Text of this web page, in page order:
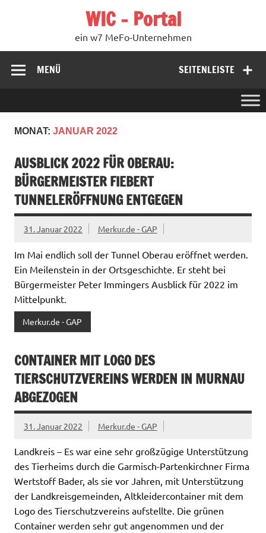
WIC – Portal
ein w7 MeFo-Unternehmen
SEITENLEISTE
MENÜ
MONAT: JANUAR 2022
AUSBLICK 2022 FÜR OBERAU:
BÜRGERMEISTER FIEBERT
TUNNELERÖFFNUNG ENTGEGEN
31. Januar 2022 Merkur.de - GAP
Im Mai endlich soll der Tunnel Oberau eröffnet werden.
Ein Meilenstein in der Ortsgeschichte. Er steht bei
Bürgermeister Peter Immingers Ausblick für 2022 im
Mittelpunkt.
Merkur.de - GAP
CONTAINER MIT LOGO DES
TIERSCHUTZVEREINS WERDEN IN MURNAU
ABGEZOGEN
31. Januar 2022 Merkur.de - GAP
Landkreis – Es war eine sehr großzügige Unterstützung
des Tierheims durch die Garmisch-Partenkirchner Firma
Wertstoff Bader, als sie vor Jahren, mit Unterstützung
der Landkreisgemeinden, Altkleidercontainer mit dem
Logo des Tierschutzvereins aufstellte. Die grünen
Container werden sehr gut angenommen und der